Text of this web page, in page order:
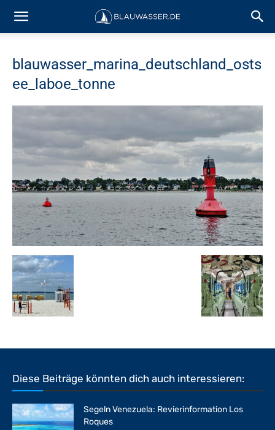
blauwasser_marina_deutschland_osts
ee_laboe_tonne
Diese Beiträge könnten dich auch interessieren:
Segeln Venezuela: Revierinformation Los
Roques